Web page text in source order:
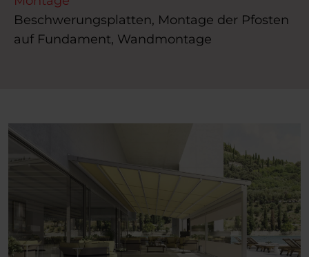
Beschwerungsplatten, Montage der Pfosten
auf Fundament, Wandmontage